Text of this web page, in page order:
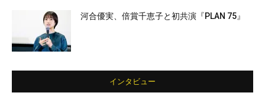
河合優実、倍賞千恵子と初共演『PLAN 75』
インタビュー